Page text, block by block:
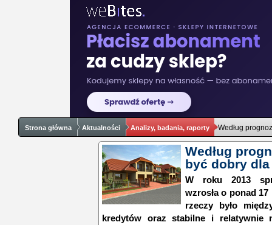
Strona główna Aktualności Analizy, badania, raporty Według
Według
być dobry
W roku 2013
wzrosła o ponad
rzeczy było
kredytów oraz stabilne i relatywnie